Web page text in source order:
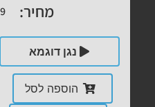
מחיר:
נגן דוגמא
הוספה לסל